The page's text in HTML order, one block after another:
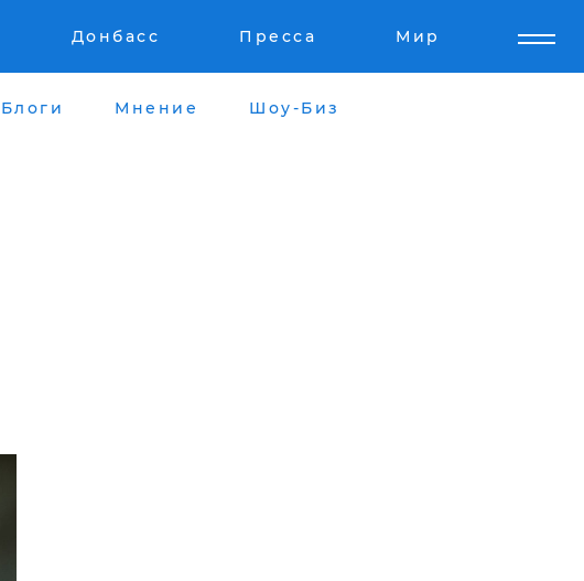
Донбасс Пресса Мир
Блоги Мнение Шоу-Биз